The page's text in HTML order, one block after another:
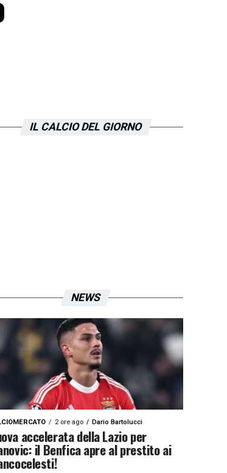
IL CALCIO DEL GIORNO
NEWS
2 ore ago Dario Bartolucci
accelerata della Lazio per
il Benfica apre al prestito ai